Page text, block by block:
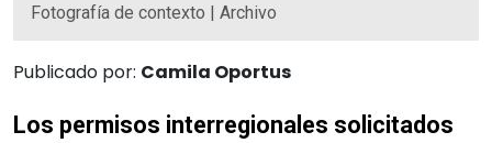
Fotografía de contexto | Archivo
Publicado por: Camila Oportus
Los permisos interregionales solicitados